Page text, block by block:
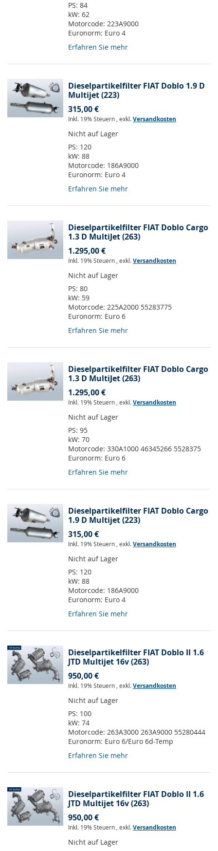
PS: 84
kW: 62
Motorcode: 223A9000
Euronorm: Euro 4
Erfahren Sie mehr
Dieselpartikelfilter FIAT Doblo 1.9 D
Multijet (223)
315,00 €
Inkl. 19% Steuern , exkl.Versandkosten
Nicht auf Lager
PS: 120
kW: 88
Motorcode: 186A9000
Euronorm: Euro 4
Erfahren Sie mehr
Dieselpartikelfilter FIAT Doblo Cargo
1.3 D MultiJet (263)
1.295,00 €
Inkl. 19% Steuern , exkl.Versandkosten
Nicht auf Lager
PS: 80
kW: 59
Motorcode: 225A2000 55283775
Euronorm: Euro 6
Erfahren Sie mehr
Dieselpartikelfilter FIAT Doblo Cargo
1.3 D MultiJet (263)
1.295,00 €
Inkl. 19% Steuern , exkl.Versandkosten
Nicht auf Lager
PS: 95
kW: 70
Motorcode: 330A1000 46345266 5528375
Euronorm: Euro 6
Erfahren Sie mehr
Dieselpartikelfilter FIAT Doblo Cargo
1.9 D Multijet (223)
315,00 €
Inkl. 19% Steuern , exkl.Versandkosten
Nicht auf Lager
PS: 120
kW: 88
Motorcode: 186A9000
Euronorm: Euro 4
Erfahren Sie mehr
Dieselpartikelfilter FIAT Doblo II 1.6
JTD Multijet 16v (263)
950,00 €
Inkl. 19% Steuern , exkl.Versandkosten
Nicht auf Lager
PS: 100
kW: 74
Motorcode: 263A3000 263A9000 55280444
Euronorm: Euro 6/Euro 6d-Temp
Erfahren Sie mehr
Dieselpartikelfilter FIAT Doblo II 1.6
JTD Multijet 16v (263)
950,00 €
Inkl. 19% Steuern , exkl.Versandkosten
Nicht auf Lager